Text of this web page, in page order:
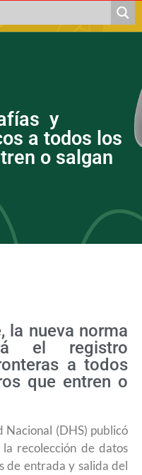
y
a todos los
o salgan
la nueva norma
el registro
a todos
que entren o
Nacional (DHS) publicó
recolección de datos
de entrada y salida del